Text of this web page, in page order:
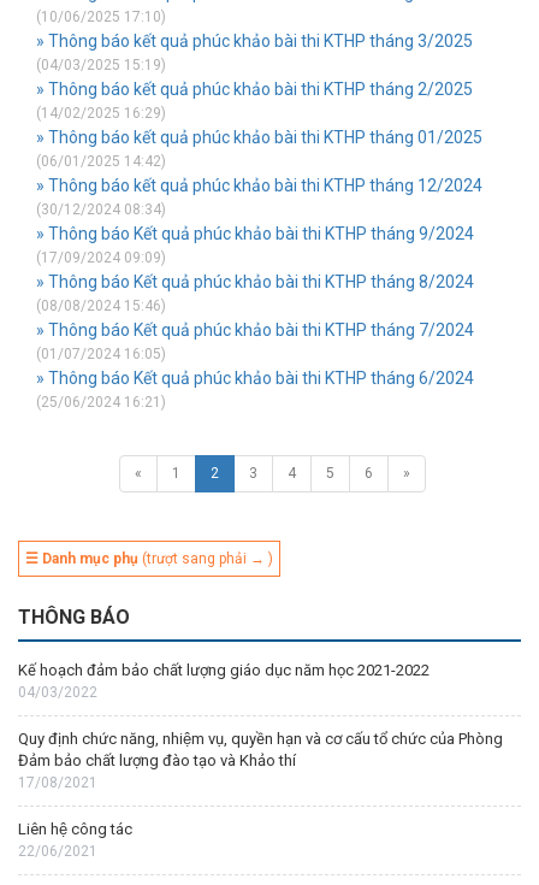
(10/06/2025 17:10)
» Thông báo kết quả phúc khảo bài thi KTHP tháng 3/2025
(04/03/2025 15:19)
» Thông báo kết quả phúc khảo bài thi KTHP tháng 2/2025
(14/02/2025 16:29)
» Thông báo kết quả phúc khảo bài thi KTHP tháng 01/2025
(06/01/2025 14:42)
» Thông báo kết quả phúc khảo bài thi KTHP tháng 12/2024
(30/12/2024 08:34)
» Thông báo Kết quả phúc khảo bài thi KTHP tháng 9/2024
(17/09/2024 09:09)
» Thông báo Kết quả phúc khảo bài thi KTHP tháng 8/2024
(08/08/2024 15:46)
» Thông báo Kết quả phúc khảo bài thi KTHP tháng 7/2024
(01/07/2024 16:05)
» Thông báo Kết quả phúc khảo bài thi KTHP tháng 6/2024
(25/06/2024 16:21)
« 1 2 3 4 5 6 »
☰ Danh mục phụ (trượt sang phải → )
THÔNG BÁO
Kế hoạch đảm bảo chất lượng giáo dục năm học 2021-2022
04/03/2022
Quy định chức năng, nhiệm vụ, quyền hạn và cơ cấu tổ chức của Phòng
Đảm bảo chất lượng đào tạo và Khảo thí
17/08/2021
Liên hệ công tác
22/06/2021